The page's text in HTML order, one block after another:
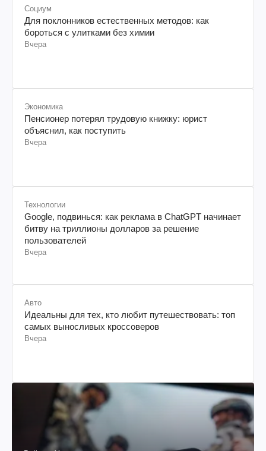
Социум
Для поклонников естественных методов: как
бороться с улитками без химии
Вчера
Экономика
Пенсионер потерял трудовую книжку: юрист
объяснил, как поступить
Вчера
Технологии
Google, подвинься: как реклама в ChatGPT начинает
битву на триллионы долларов за решение
пользователей
Вчера
Авто
Идеальны для тех, кто любит путешествовать: топ
самых выносливых кроссоверов
Вчера